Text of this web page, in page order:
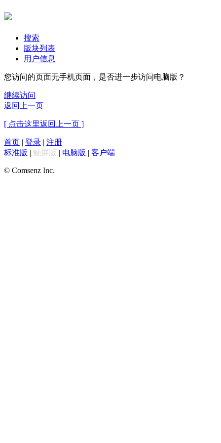
搜索
版块列表
用户信息
您访问的页面无手机页面，是否进一步访问电脑版？
继续访问
返回上一页
[ 点击这里返回上一页 ]
首页 | 登录 | 注册
标准版 | 触屏版 | 电脑版 | 客户端
© Comsenz Inc.